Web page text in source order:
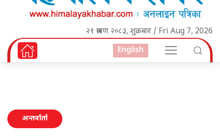
२१ श्रावण २०८३, शुक्रबार / Fri Aug 7, 2026
English
अन्तर्वार्ता